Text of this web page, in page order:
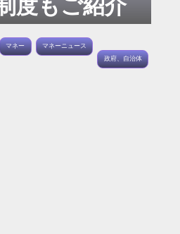
度もご紹介
マネー
マネーニュース
政府、自治体